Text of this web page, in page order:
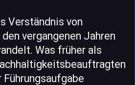
Verständnis von
vergangenen Jahren
Was früher als